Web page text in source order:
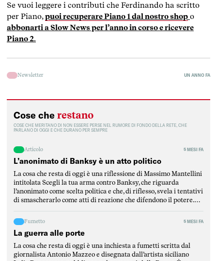
Se vuoi leggere i contributi che Ferdinando ha scritto
per Piano,puoi recuperare Piano 1 dal nostro shop o
abbonarti a Slow News per l’anno in corso e ricevere
Piano 2.
Newsletter UN ANNO FA
Cose che restano
COSE CHE MERITANO DI NON ESSERE PERSE NEL RUMORE DI FONDO DELLA RETE, CHE
PARLANO DI OGGI E CHE DURANO PER SEMPRE
Articolo 5 MESI FA
L’anonimato di Banksy è un atto politico
La cosa che resta di oggi è una riflessione di Massimo Mantellini
intitolata Scegli la tua arma contro Banksy, che riguarda
l’anonimato come scelta politica e che, di riflesso, svela i tentativi
di smascherarlo come atti di reazione che difendono il potere.
puntualizzare l’elemento fondamentale […]
Fumetto 5 MESI FA
La guerra alle porte
La cosa che resta di oggi è una inchiesta a fumetti scritta dal
giornalista Antonio Mazzeo e disegnata dall’artista siciliano